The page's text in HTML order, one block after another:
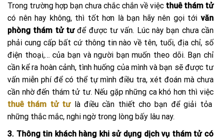
Trong trường hợp bạn chưa chắc chắn về việc thuê thám tử
có nên hay không, thì tốt hơn là bạn hãy nên gọi tới văn
phòng thám tử tưđể được tư vấn. Lúc này bạn chưa cần
phải cung cấp bất cứ thông tin nào về tên, tuổi, địa chỉ, số
điện thoại,… của bạn và người bạn muốn theo dõi. Bạn chỉ
cần kể ra hoàn cảnh, tình huống của mình và bạn sẽ được tư
vấn miễn phí để có thể tự mình điều tra, xét đoán mà chưa
cần nhờ đến thám tử tư. Nếu gặp những ca khó hơn thì việc
thuê thám tử tưlà điều cần thiết cho bạn để giải tỏa
những thắc mắc, nghi ngờ trong lòng bấy lâu nay.
3. Thông tin khách hàng khi sử dụng dịch vụ thám tử có